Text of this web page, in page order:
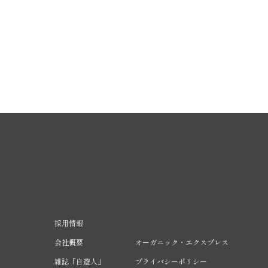
採用情報
会社概要
雑誌「自遊人」
オーガニック・エクスプレス
プライバシーポリシー